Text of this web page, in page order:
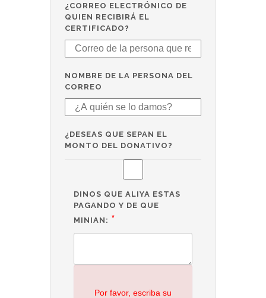
¿CORREO ELECTRÓNICO DE
QUIEN RECIBIRÁ EL
CERTIFICADO?
NOMBRE DE LA PERSONA DEL
CORREO
¿DESEAS QUE SEPAN EL
MONTO DEL DONATIVO?
DINOS QUE ALIYA ESTAS
PAGANDO Y DE QUE
MINIAN: *
Por favor, escriba su